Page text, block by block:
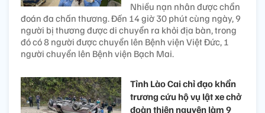
Nhiều nạn nhân được chẩn
đoán đa chấn thương. Đến 14 giờ 30 phút cùng ngày, 9
người bị thương được di chuyển ra khỏi địa bàn, trong
đó có 8 người được chuyển lên Bệnh viện Việt Đức, 1
người chuyển lên Bệnh viện Bạch Mai.
Tỉnh Lào Cai chỉ đạo khẩn
trương cứu hộ vụ lật xe chở
đoàn thiện nguyện làm 9